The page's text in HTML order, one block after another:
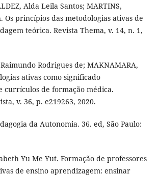
Alda Leila Santos; MARTINS,
Os princípios das metodologias ativas de
teórica. Revista Thema, v. 14, n. 1,
Raimundo Rodrigues de; MAKNAMARA,
ativas como significado
currículos de formação médica.
v. 36, p. e219263, 2020.
da Autonomia. 36. ed, São Paulo:
Yu Me Yut. Formação de professores
de ensino aprendizagem: ensinar